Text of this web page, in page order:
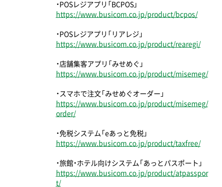
・POSレジアプリ「BCPOS」
https://www.busicom.co.jp/product/bcpos/
・POSレジアプリ「リアレジ」
https://www.busicom.co.jp/product/rearegi/
・店舗集客アプリ「みせめぐ」
https://www.busicom.co.jp/product/misemeg/
・スマホで注文「みせめぐオーダー」
https://www.busicom.co.jp/product/misemeg/
order/
・免税システム「eあっと免税」
https://www.busicom.co.jp/product/taxfree/
・旅館・ホテル向けシステム「あっとパスポート」
https://www.busicom.co.jp/product/atpasspor
t/